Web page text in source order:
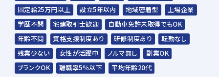
固定給25万円以上
設立5年以内 地域密着型
上場企業
学歴不問
宅建取引士歓迎
自動車免許未取得でもOK
年齢不問
資格支援制度あり 研修制度あり
転勤なし
残業少ない
女性が活躍中 ノルマ無し
副業OK
ブランクOK
離職率5％以下
平均年齢20代